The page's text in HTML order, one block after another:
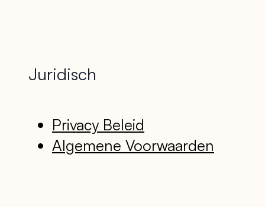
Juridisch
Privacy Beleid
Algemene Voorwaarden